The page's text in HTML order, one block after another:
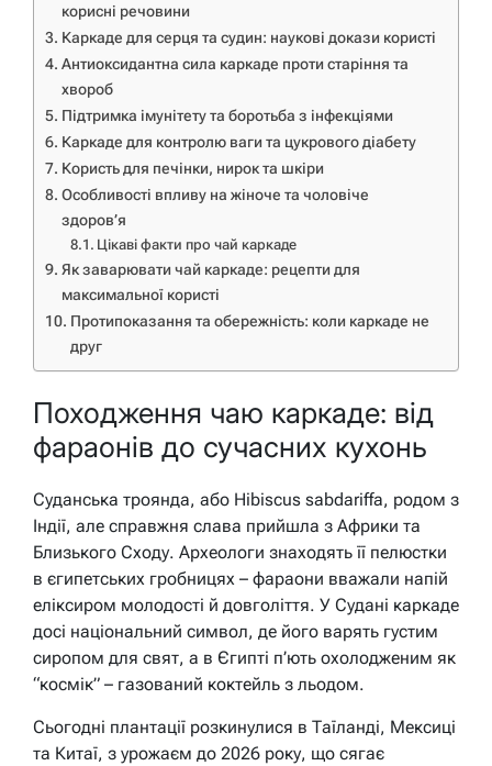
корисні речовини
Каркаде для серця та судин: наукові докази користі
Антиоксидантна сила каркаде проти старіння та
хвороб
Підтримка імунітету та боротьба з інфекціями
Каркаде для контролю ваги та цукрового діабету
Користь для печінки, нирок та шкіри
Особливості впливу на жіноче та чоловіче
здоров’я
Цікаві факти про чай каркаде
Як заварювати чай каркаде: рецепти для
максимальної користі
Протипоказання та обережність: коли каркаде не
друг
Походження чаю каркаде: від
фараонів до сучасних кухонь
Суданська троянда, або Hibiscus sabdariffa, родом з
Індії, але справжня слава прийшла з Африки та
Близького Сходу. Археологи знаходять її пелюстки
в єгипетських гробницях – фараони вважали напій
еліксиром молодості й довголіття. У Судані каркаде
досі національний символ, де його варять густим
сиропом для свят, а в Єгипті п’ють охолодженим як
“космік” – газований коктейль з льодом.
Сьогодні плантації розкинулися в Таїланді, Мексиці
та Китаї, з урожаєм до 2026 року, що сягає